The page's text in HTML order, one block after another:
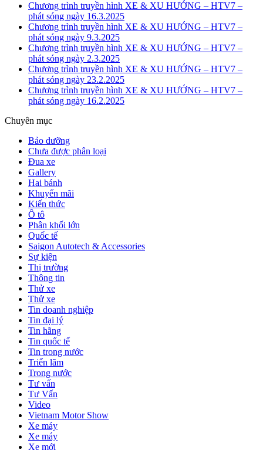
Chương trình truyền hình XE & XU HƯỚNG – HTV7 –
phát sóng ngày 16.3.2025
Chương trình truyền hình XE & XU HƯỚNG – HTV7 –
phát sóng ngày 9.3.2025
Chương trình truyền hình XE & XU HƯỚNG – HTV7 –
phát sóng ngày 2.3.2025
Chương trình truyền hình XE & XU HƯỚNG – HTV7 –
phát sóng ngày 23.2.2025
Chương trình truyền hình XE & XU HƯỚNG – HTV7 –
phát sóng ngày 16.2.2025
Chuyên mục
Bảo dưỡng
Chưa được phân loại
Đua xe
Gallery
Hai bánh
Khuyến mãi
Kiến thức
Ô tô
Phân khối lớn
Quốc tế
Saigon Autotech & Accessories
Sự kiện
Thị trường
Thông tin
Thử xe
Thử xe
Tin doanh nghiệp
Tin đại lý
Tin hãng
Tin quốc tế
Tin trong nước
Triển lãm
Trong nước
Tư vấn
Tư Vấn
Video
Vietnam Motor Show
Xe máy
Xe máy
Xe mới